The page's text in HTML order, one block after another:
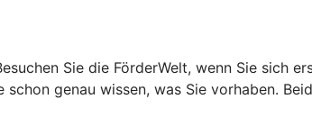
Sie die FörderWelt, wenn Sie sich
genau wissen, was Sie vorhaben.